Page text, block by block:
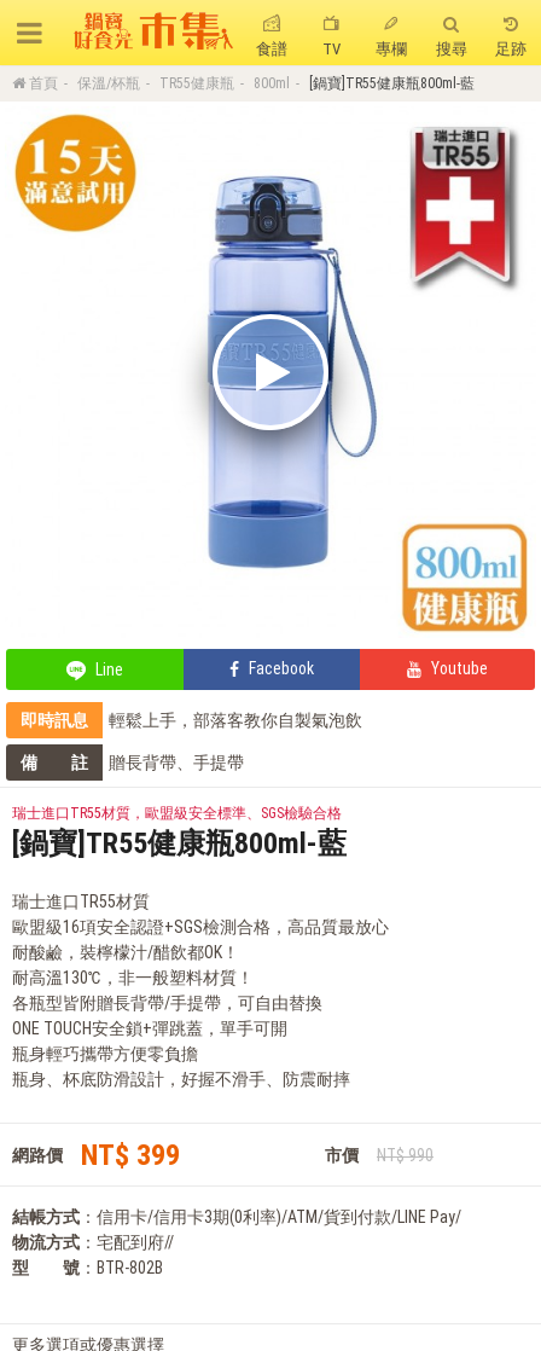
食譜 TV 專欄 搜尋 足跡
首頁 保溫/杯瓶 TR55健康瓶 800ml [鍋寶]TR55健康瓶800ml-藍
Line Facebook Youtube
即時訊息
輕鬆上手，部落客教你自製氣泡飲
會員獨享 滿千折百！
備 註 贈長背帶、手提帶
瑞士進口TR55材質，歐盟級安全標準、SGS檢驗合格
[鍋寶]TR55健康瓶800ml-藍
瑞士進口TR55材質
歐盟級16項安全認證+SGS檢測合格，高品質最放心
耐酸鹼，裝檸檬汁/醋飲都OK！
耐高溫130℃，非一般塑料材質！
各瓶型皆附贈長背帶/手提帶，可自由替換
ONE TOUCH安全鎖+彈跳蓋，單手可開
瓶身輕巧攜帶方便零負擔
瓶身、杯底防滑設計，好握不滑手、防震耐摔
網路價 NT$ 399 市價 NT$ 990
結帳方式 ：信用卡/信用卡3期(0利率)/ATM/貨到付款/LINE Pay/
物流方式 ：宅配到府//
型 號 ：BTR-802B
更多選項或優惠選擇
熱門搜尋
聚油不沾鍋 全球通吹風機 陶瓷不沾電鍋
大理石不沾鍋
金鑽不沾鍋